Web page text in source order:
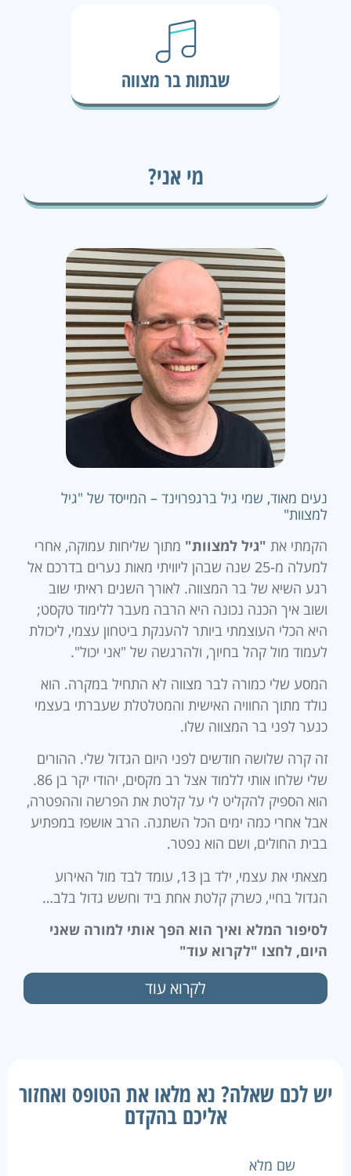
שבתות בר מצווה
מי אני?
נעים מאוד, שמי גיל ברגפרוינד – המייסד של "גיל
למצוות"
הקמתי את "גיל למצוות" מתוך שליחות עמוקה, אחרי
למעלה מ-25 שנה שבהן ליוויתי מאות נערים בדרכם אל
רגע השיא של בר המצווה. לאורך השנים ראיתי שוב
ושוב איך הכנה נכונה היא הרבה מעבר ללימוד טקסט;
היא הכלי העוצמתי ביותר להענקת ביטחון עצמי, ליכולת
לעמוד מול קהל בחיוך, ולהרגשה של "אני יכול".
המסע שלי כמורה לבר מצווה לא התחיל במקרה. הוא
נולד מתוך החוויה האישית והמטלטלת שעברתי בעצמי
כנער לפני בר המצווה שלו.
זה קרה שלושה חודשים לפני היום הגדול שלי. ההורים
שלי שלחו אותי ללמוד אצל רב מקסים, יהודי יקר בן 86.
הוא הספיק להקליט לי על קלטת את הפרשה וההפטרה,
אבל אחרי כמה ימים הכל השתנה. הרב אושפז במפתיע
בבית החולים, ושם הוא נפטר.
מצאתי את עצמי, ילד בן 13, עומד לבד מול האירוע
הגדול בחיי, כשרק קלטת אחת ביד וחשש גדול בלב…
לסיפור המלא ואיך הוא הפך אותי למורה שאני
היום, לחצו "לקרוא עוד"
לקרוא עוד
יש לכם שאלה? נא מלאו את הטופס ואחזור
אליכם בהקדם
שם מלא